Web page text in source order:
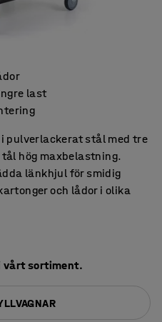
last
pulverlackerat stål med tre
hög maxbelastning.
länkhjul för smidig
och lådor i olika
vårt sortiment.